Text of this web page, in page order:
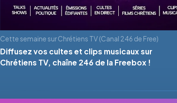
Cette semaine sur Chrétiens TV (Canal 246 de Free)
Diffusez vos cultes et clips musicaux sur
Chrétiens TV, chaîne 246 de la Freebox !